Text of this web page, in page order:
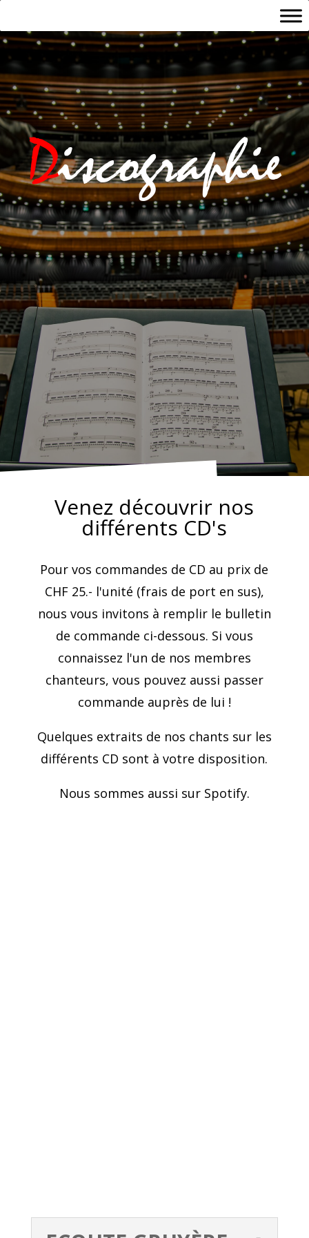
Discographie
Venez découvrir nos
différents CD's
Pour vos commandes de CD au prix de
CHF 25.- l'unité (frais de port en sus),
nous vous invitons à remplir le bulletin
de commande ci-dessous. Si vous
connaissez l'un de nos membres
chanteurs, vous pouvez aussi passer
commande auprès de lui !
Quelques extraits de nos chants sur les
différents CD sont à votre disposition.
Nous sommes aussi sur Spotify.